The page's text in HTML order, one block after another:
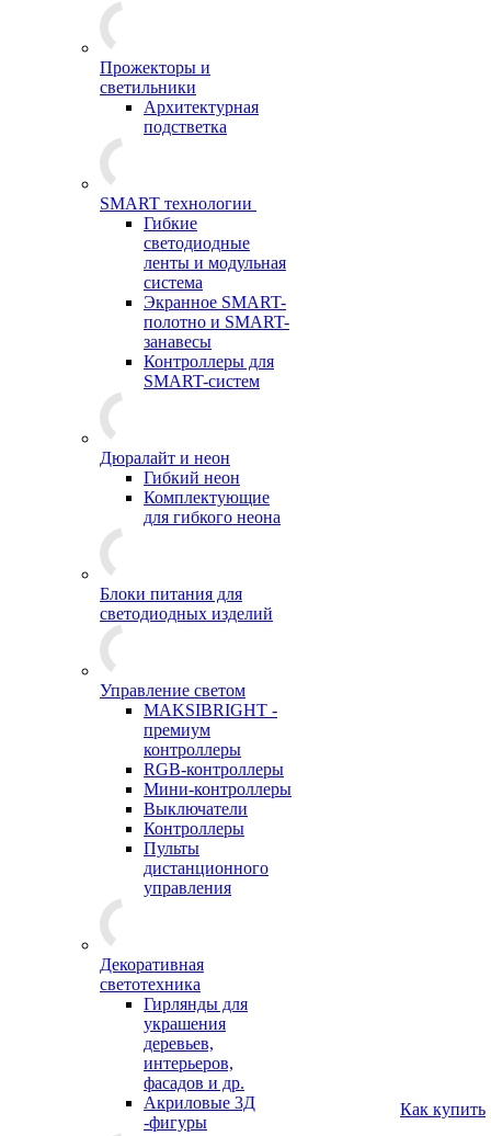
Прожекторы и
светильники
Архитектурная
подстветка
SMART технологии
Гибкие
светодиодные
ленты и модульная
система
Экранное SMART-
полотно и SMART-
занавесы
Контроллеры для
SMART-систем
Дюралайт и неон
Гибкий неон
Комплектующие
для гибкого неона
Блоки питания для
светодиодных изделий
Управление светом
MAKSIBRIGHT -
премиум
контроллеры
RGB-контроллеры
Мини-контроллеры
Выключатели
Контроллеры
Пульты
дистанционного
управления
Декоративная
светотехника
Гирлянды для
украшения
деревьев,
интерьеров,
фасадов и др.
Акриловые 3Д
-фигуры
Как купить